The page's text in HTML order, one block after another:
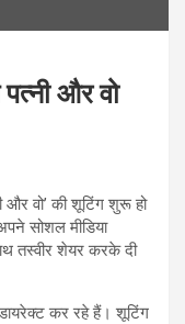
और वो
और वो’ की शूटिंग शुरू हो
सोशल मीडिया
तस्वीर शेयर करके दी
कर रहे हैं। शूटिंग